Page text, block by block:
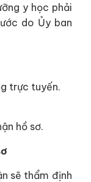
y học phải
do Ủy ban
trực tuyến.
hồ sơ.
sẽ thẩm định